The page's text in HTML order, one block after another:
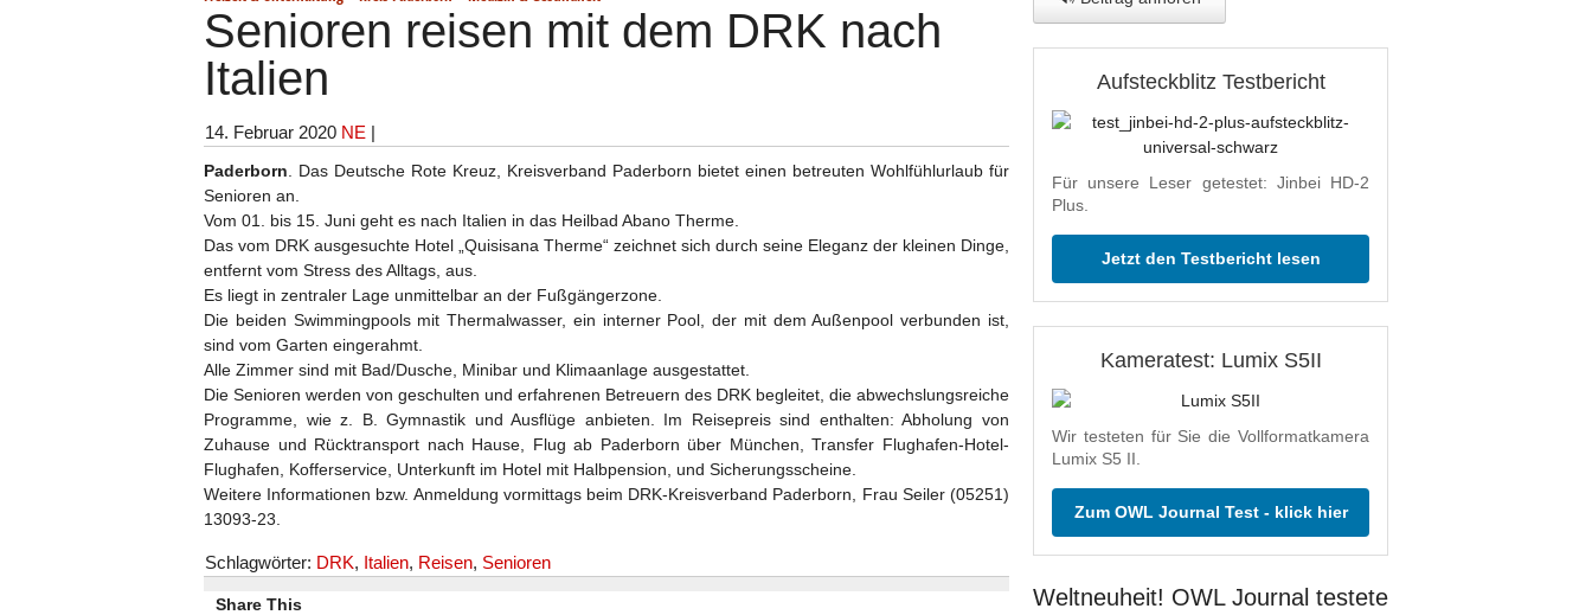
Senioren reisen mit dem DRK nach
Italien
14. Februar 2020 NE |
Paderborn . Das Deutsche Rote Kreuz, Kreisverband Paderborn bietet einen betreuten Wohlfühlurlaub für
Senioren an.
Vom 01. bis 15. Juni geht es nach Italien in das Heilbad Abano Therme.
Das vom DRK ausgesuchte Hotel „Quisisana Therme“ zeichnet sich durch seine Eleganz der kleinen Dinge,
entfernt vom Stress des Alltags, aus.
Es liegt in zentraler Lage unmittelbar an der Fußgängerzone.
Die beiden Swimmingpools mit Thermalwasser, ein interner Pool, der mit dem Außenpool verbunden ist,
sind vom Garten eingerahmt.
Alle Zimmer sind mit Bad/Dusche, Minibar und Klimaanlage ausgestattet.
Die Senioren werden von geschulten und erfahrenen Betreuern des DRK begleitet, die abwechslungsreiche
Programme, wie z. B. Gymnastik und Ausflüge anbieten. Im Reisepreis sind enthalten: Abholung von
Zuhause und Rücktransport nach Hause, Flug ab Paderborn über München, Transfer Flughafen-Hotel-
Flughafen, Kofferservice, Unterkunft im Hotel mit Halbpension, und Sicherungsscheine.
Weitere Informationen bzw. Anmeldung vormittags beim DRK-Kreisverband Paderborn, Frau Seiler (05251)
13093-23.
Schlagwörter: DRK, Italien, Reisen, Senioren
Share This
Aufsteckblitz Testbericht
Für unsere Leser getestet: Jinbei HD-2
Plus.
Jetzt den Testbericht lesen
Kameratest: Lumix S5II
Wir testeten für Sie die Vollformatkamera
Lumix S5 II.
Zum OWL Journal Test - klick hier
Weltneuheit! OWL Journal testete